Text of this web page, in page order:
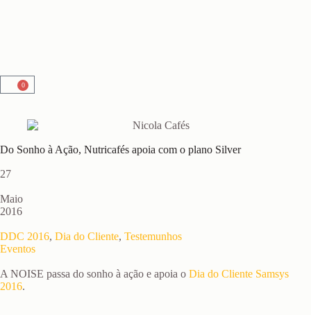
0
Do Sonho à Ação, Nutricafés apoia com o plano Silver
27
Maio
2016
DDC 2016, Dia do Cliente, Testemunhos
Eventos
A NOISE passa do sonho à ação e apoia o Dia do Cliente Samsys
2016.